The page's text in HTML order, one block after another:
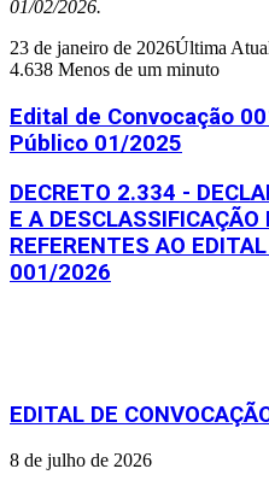
01/02/2026.
23 de janeiro de 2026Última
4.638 Menos de um minuto
Edital de Convocação
Público 01/2025
DECRETO 2.334 -
E A DESCLASSIFICAÇÃO
REFERENTES AO
001/2026
EDITAL DE
8 de julho de 2026